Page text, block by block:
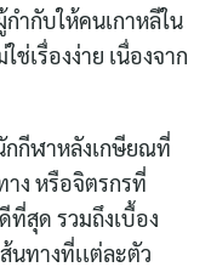
ำกับให้คนเกาหลีใน
ช่เรื่องง่าย เนื่องจาก
กกีฬาหลังเกษียณที่
าง หรือจิตรกรที่
ที่สุด รวมถึงเบื้อง
นทางที่เเต่ละตัว